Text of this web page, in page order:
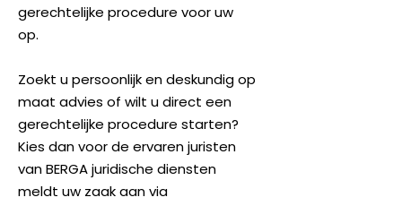
gerechtelijke procedure voor uw
op.
Zoekt u persoonlijk en deskundig op
maat advies of wilt u direct een
gerechtelijke procedure starten?
Kies dan voor de ervaren juristen
van BERGA juridische diensten
meldt uw zaak aan via